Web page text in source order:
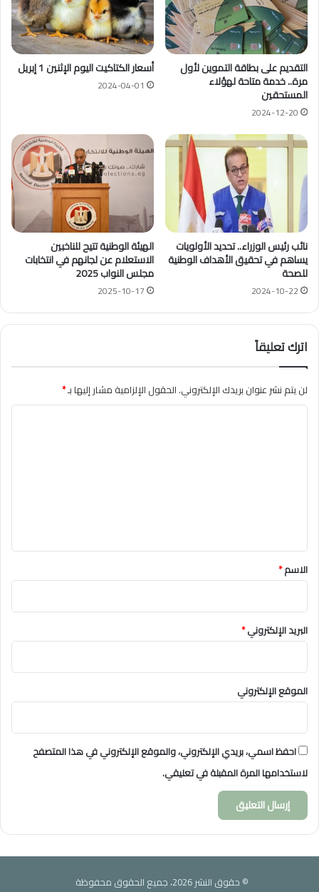
التقديم على بطاقة التموين لأول
مرة.. خدمة متاحة لهؤلاء
المستحقين
2024-12-20
أسعار الكتاكيت اليوم الإثنين 1 إبريل
2024-04-01
نائب رئيس الوزراء.. تحديد الأولويات
يساهم في تحقيق الأهداف الوطنية
للصحة
2024-10-22
الهيئة الوطنية تتيح للناخبين
الاستعلام عن لجانهم في انتخابات
مجلس النواب 2025
2025-10-17
اترك تعليقاً
لن يتم نشر عنوان بريدك الإلكتروني.الحقول الإلزامية مشار إليها بـ*
*
الاسم*
البريد الإلكتروني*
الموقع الإلكتروني
احفظ اسمي، بريدي الإلكتروني، والموقع الإلكتروني في هذا المتصفح
لاستخدامها المرة المقبلة في تعليقي.
© حقوق النشر 2026، جميع الحقوق محفوظة